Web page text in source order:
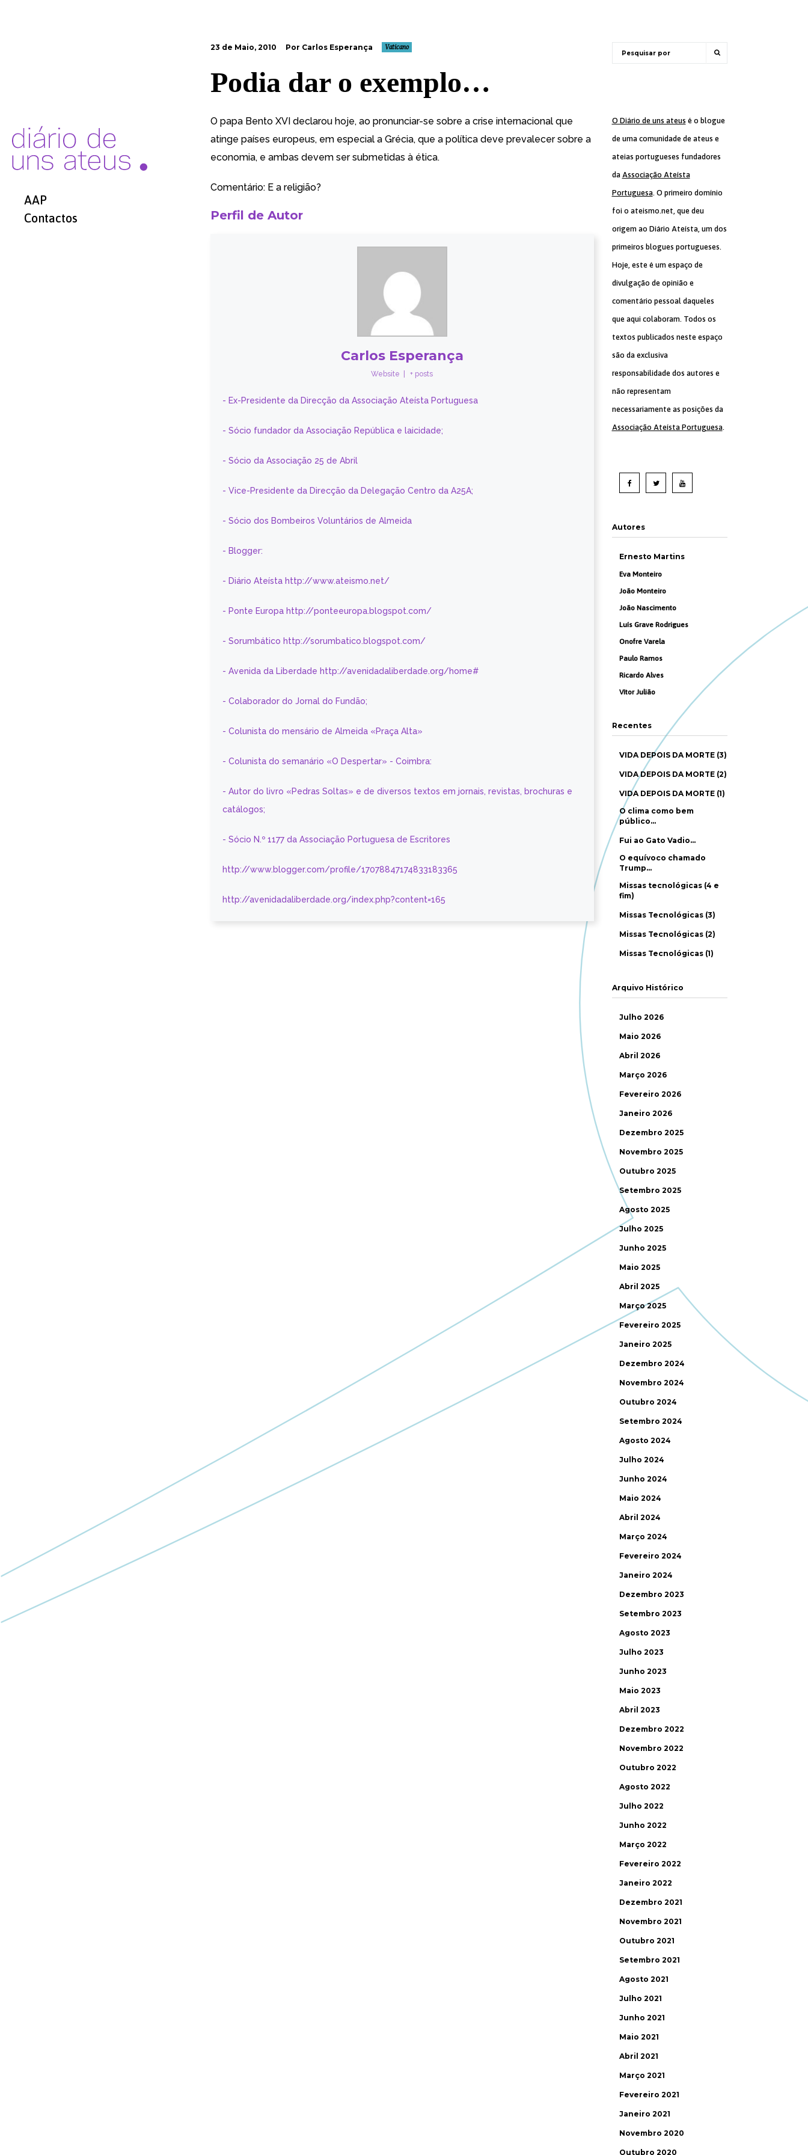
AAP
Contactos
23 de Maio, 2010 Por Carlos Esperança Vaticano
Podia dar o exemplo…
O papa Bento XVI declarou hoje, ao pronunciar-se sobre a crise internacional que
atinge países europeus, em especial a Grécia, que a política deve prevalecer sobre a
economia, e ambas devem ser submetidas à ética.
Comentário: E a religião?
Perfil de Autor
Carlos Esperança
Website + posts
- Ex-Presidente da Direcção da Associação Ateísta Portuguesa
- Sócio fundador da Associação República e laicidade;
- Sócio da Associação 25 de Abril
- Vice-Presidente da Direcção da Delegação Centro da A25A;
- Sócio dos Bombeiros Voluntários de Almeida
- Blogger:
- Diário Ateísta http://www.ateismo.net/
- Ponte Europa http://ponteeuropa.blogspot.com/
- Sorumbático http://sorumbatico.blogspot.com/
- Avenida da Liberdade http://avenidadaliberdade.org/home#
- Colaborador do Jornal do Fundão;
- Colunista do mensário de Almeida «Praça Alta»
- Colunista do semanário «O Despertar» - Coimbra:
- Autor do livro «Pedras Soltas» e de diversos textos em jornais, revistas, brochuras e
catálogos;
- Sócio N.º 1177 da Associação Portuguesa de Escritores
http://www.blogger.com/profile/17078847174833183365
http://avenidadaliberdade.org/index.php?content=165
O Diário de uns ateus é o blogue
de uma comunidade de ateus e
ateias portugueses fundadores
da Associação Ateísta
Portuguesa. O primeiro domínio
foi o ateismo.net, que deu
origem ao Diário Ateísta, um dos
primeiros blogues portugueses.
Hoje, este é um espaço de
divulgação de opinião e
comentário pessoal daqueles
que aqui colaboram. Todos os
textos publicados neste espaço
são da exclusiva
responsabilidade dos autores e
não representam
necessariamente as posições da
Associação Ateísta Portuguesa.
Autores
Ernesto Martins
Eva Monteiro
João Monteiro
João Nascimento
Luís Grave Rodrigues
Onofre Varela
Paulo Ramos
Ricardo Alves
Vítor Julião
Recentes
VIDA DEPOIS DA MORTE (3)
VIDA DEPOIS DA MORTE (2)
VIDA DEPOIS DA MORTE (1)
O clima como bem
público…
Fui ao Gato Vadio…
O equívoco chamado
Trump…
Missas tecnológicas (4 e
fim)
Missas Tecnológicas (3)
Missas Tecnológicas (2)
Missas Tecnológicas (1)
Arquivo Histórico
Julho 2026
Maio 2026
Abril 2026
Março 2026
Fevereiro 2026
Janeiro 2026
Dezembro 2025
Novembro 2025
Outubro 2025
Setembro 2025
Agosto 2025
Julho 2025
Junho 2025
Maio 2025
Abril 2025
Março 2025
Fevereiro 2025
Janeiro 2025
Dezembro 2024
Novembro 2024
Outubro 2024
Setembro 2024
Agosto 2024
Julho 2024
Junho 2024
Maio 2024
Abril 2024
Março 2024
Fevereiro 2024
Janeiro 2024
Dezembro 2023
Setembro 2023
Agosto 2023
Julho 2023
Junho 2023
Maio 2023
Abril 2023
Dezembro 2022
Novembro 2022
Outubro 2022
Agosto 2022
Julho 2022
Junho 2022
Março 2022
Fevereiro 2022
Janeiro 2022
Dezembro 2021
Novembro 2021
Outubro 2021
Setembro 2021
Agosto 2021
Julho 2021
Junho 2021
Maio 2021
Abril 2021
Março 2021
Fevereiro 2021
Janeiro 2021
Novembro 2020
Outubro 2020